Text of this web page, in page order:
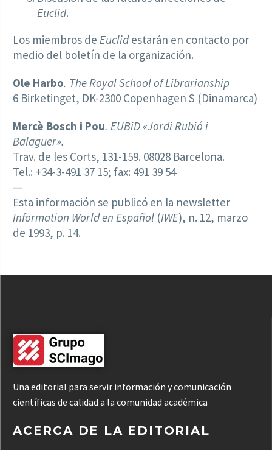
Euclid.
Los miembros de Euclidestarán en contacto por
medio del boletín de la organización.
Ole Harbo. The Royal School of Librarianship
6 Birketinget, DK-2300 Copenhagen S (Dinamarca)
Mercè Bosch i Pou. EUBiD «Jordi Rubió i
Balaguer».
Trav. de les Corts, 131-159. 08028 Barcelona.
Tel.: +34-3-491 37 15; fax: 491 39 54
—
Esta información se publicó en la newsletter
Information World en Español (IWE), n. 12, marzo
de 1993, p. 14.
Una editorial para servir información y comunicación
científicas de calidad a la comunidad académica
ACERCA DE LA EDITORIAL